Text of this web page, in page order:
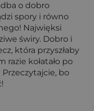
o dobro
spory i równo
Najwięksi
świry. Dobro i
która przyszłaby
razie kołatało po
bo